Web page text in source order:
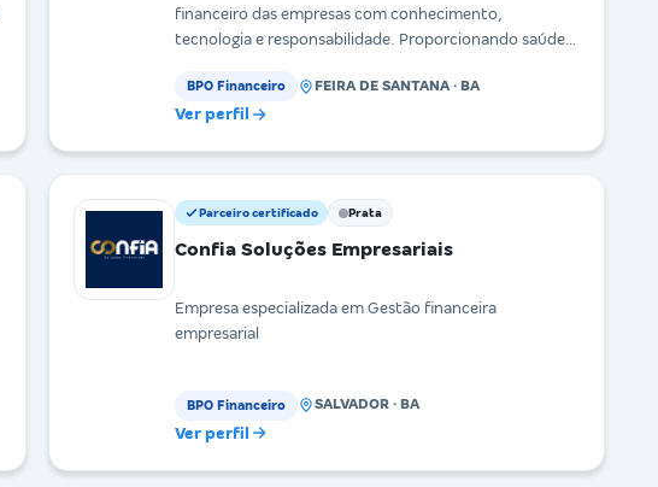
financeiro das empresas com conhecimento,
tecnologia e responsabilidade. Proporcionando saúde
BPO Financeiro FEIRA DE SANTANA · BA
Ver perfil
Parceiro certificado Prata
Confia Soluções Empresariais
Empresa especializada em Gestão financeira
empresarial
BPO Financeiro SALVADOR · BA
Ver perfil